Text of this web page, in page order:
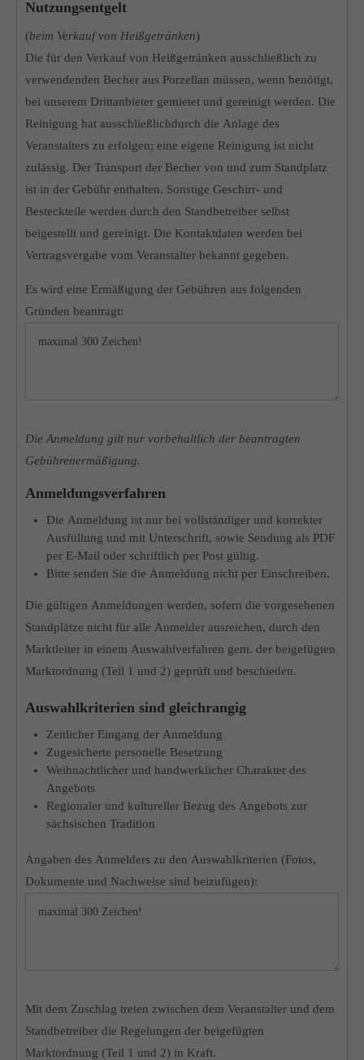
Nutzungsentgelt
(beim Verkauf von Heißgetränken)
Die für den Verkauf von Heißgetränken ausschließlich zu
verwendenden Becher aus Porzellan müssen, wenn benötigt,
bei unserem Drittanbieter gemietet und gereinigt werden. Die
Reinigung hat ausschließlichdurch die Anlage des
Veranstalters zu erfolgen; eine eigene Reinigung ist nicht
zulässig. Der Transport der Becher von und zum Standplatz
ist in der Gebühr enthalten. Sonstige Geschirr- und
Besteckteile werden durch den Standbetreiber selbst
beigestellt und gereinigt. Die Kontaktdaten werden bei
Vertragsvergabe vom Veranstalter bekannt gegeben.
Es wird eine Ermäßigung der Gebühren aus folgenden
Gründen beantragt:
Die Anmeldung gilt nur vorbehaltlich der beantragten
Gebührenermäßigung.
Anmeldungsverfahren
Die Anmeldung ist nur bei vollständiger und korrekter
Ausfüllung und mit Unterschrift, sowie Sendung als PDF
per E-Mail oder schriftlich per Post gültig.
Bitte senden Sie die Anmeldung nicht per Einschreiben.
Die gültigen Anmeldungen werden, sofern die vorgesehenen
Standplätze nicht für alle Anmelder ausreichen, durch den
Marktleiter in einem Auswahlverfahren gem. der beigefügten
Marktordnung (Teil 1 und 2) geprüft und beschieden.
Auswahlkriterien sind gleichrangig
Zeitlicher Eingang der Anmeldung
Zugesicherte personelle Besetzung
Weihnachtlicher und handwerklicher Charakter des
Angebots
Regionaler und kultureller Bezug des Angebots zur
sächsischen Tradition
Angaben des Anmelders zu den Auswahlkriterien (Fotos,
Dokumente und Nachweise sind beizufügen):
Mit dem Zuschlag treten zwischen dem Veranstalter und dem
Standbetreiber die Regelungen der beigefügten
Marktordnung (Teil 1 und 2) in Kraft.